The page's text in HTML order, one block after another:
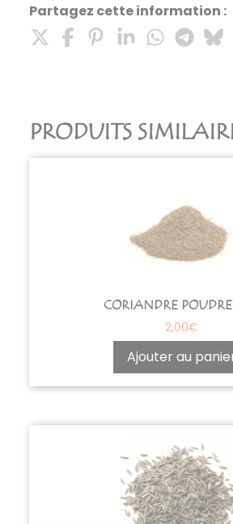
Partagez cette information :
PRODUITS
CORIANDRE
2,00€
Ajouter au